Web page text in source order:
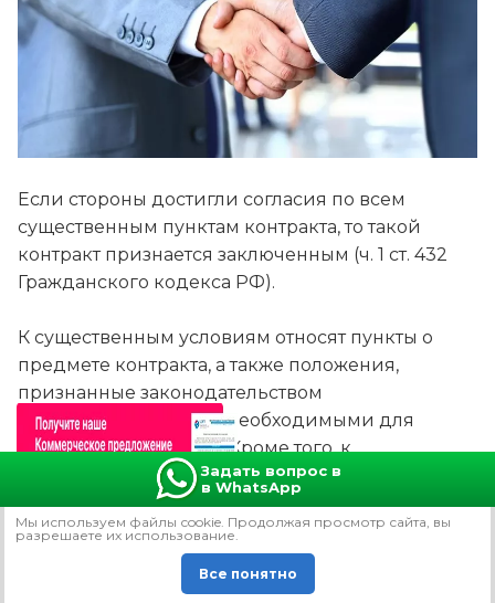
Если стороны достигли согласия по всем
существенным пунктам контракта, то такой
контракт признается заключенным (ч. 1 ст. 432
Гражданского кодекса РФ).
К существенным условиям относят пункты о
предмете контракта, а также положения,
признанные законодательством
существенными либо необходимыми для
подобных контрактов. Кроме того, к
существенным также относят условия, в
отношении которых по требованию какой-либо
стороны необходимо достичь согласия.
В ч. 2 ст. 34 ФЗ № 44 указано, что при
Задать вопрос в
в WhatsApp
Мы используем файлы сookie. Продолжая просмотр сайта, вы
разрешаете их использование.
Все понятно